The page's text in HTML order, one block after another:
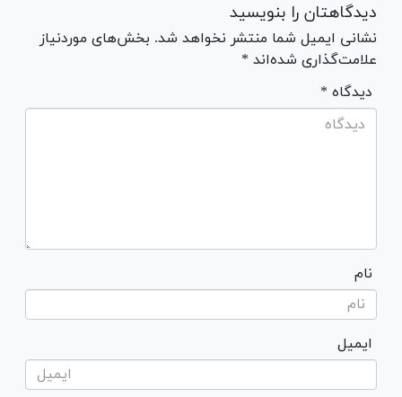
دیدگاهتان را بنویسید
نشانی ایمیل شما منتشر نخواهد شد. بخش‌های موردنیاز
علامت‌گذاری شده‌اند *
* دیدگاه
نام
ایمیل